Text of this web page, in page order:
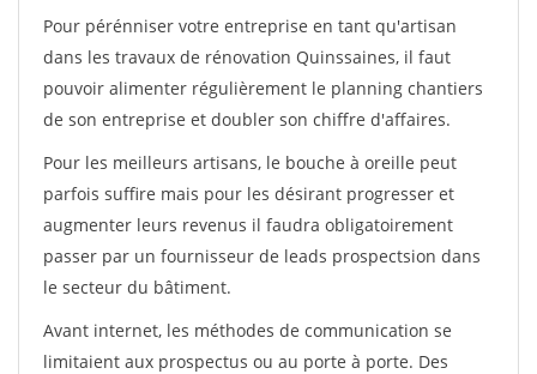
Pour pérénniser votre entreprise en tant qu'artisan
dans les travaux de rénovation Quinssaines, il faut
pouvoir alimenter régulièrement le planning chantiers
de son entreprise et doubler son chiffre d'affaires.
Pour les meilleurs artisans, le bouche à oreille peut
parfois suffire mais pour les désirant progresser et
augmenter leurs revenus il faudra obligatoirement
passer par un fournisseur de leads prospectsion dans
le secteur du bâtiment.
Avant internet, les méthodes de communication se
limitaient aux prospectus ou au porte à porte. Des